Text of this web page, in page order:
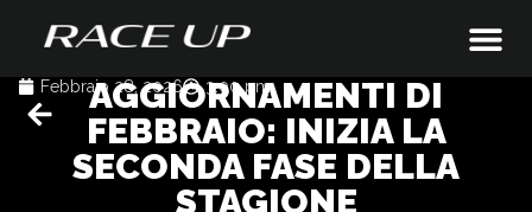
Febbraio 28, 2026 3:00 pm
AGGIORNAMENTI DI
FEBBRAIO: INIZIA LA
SECONDA FASE DELLA
STAGIONE